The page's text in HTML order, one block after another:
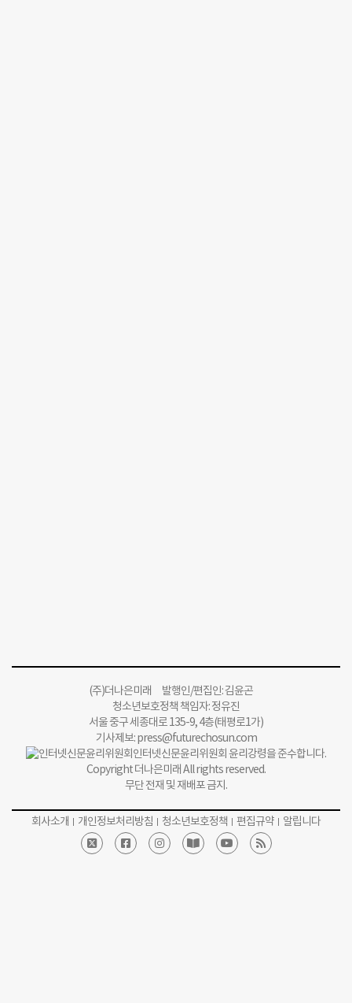
(주)더나은미래 발행인/편집인: 김윤곤
청소년보호정책 책임자: 정유진
서울 중구 세종대로 135-9, 4층(태평로1가)
기사제보:press@futurechosun.com
인터넷신문윤리위원회 윤리강령을 준수합니다.
Copyright 더나은미래 All rights reserved.
무단 전재 및 재배포 금지.
회사소개 개인정보처리방침 청소년보호정책 편집규약 알립니다